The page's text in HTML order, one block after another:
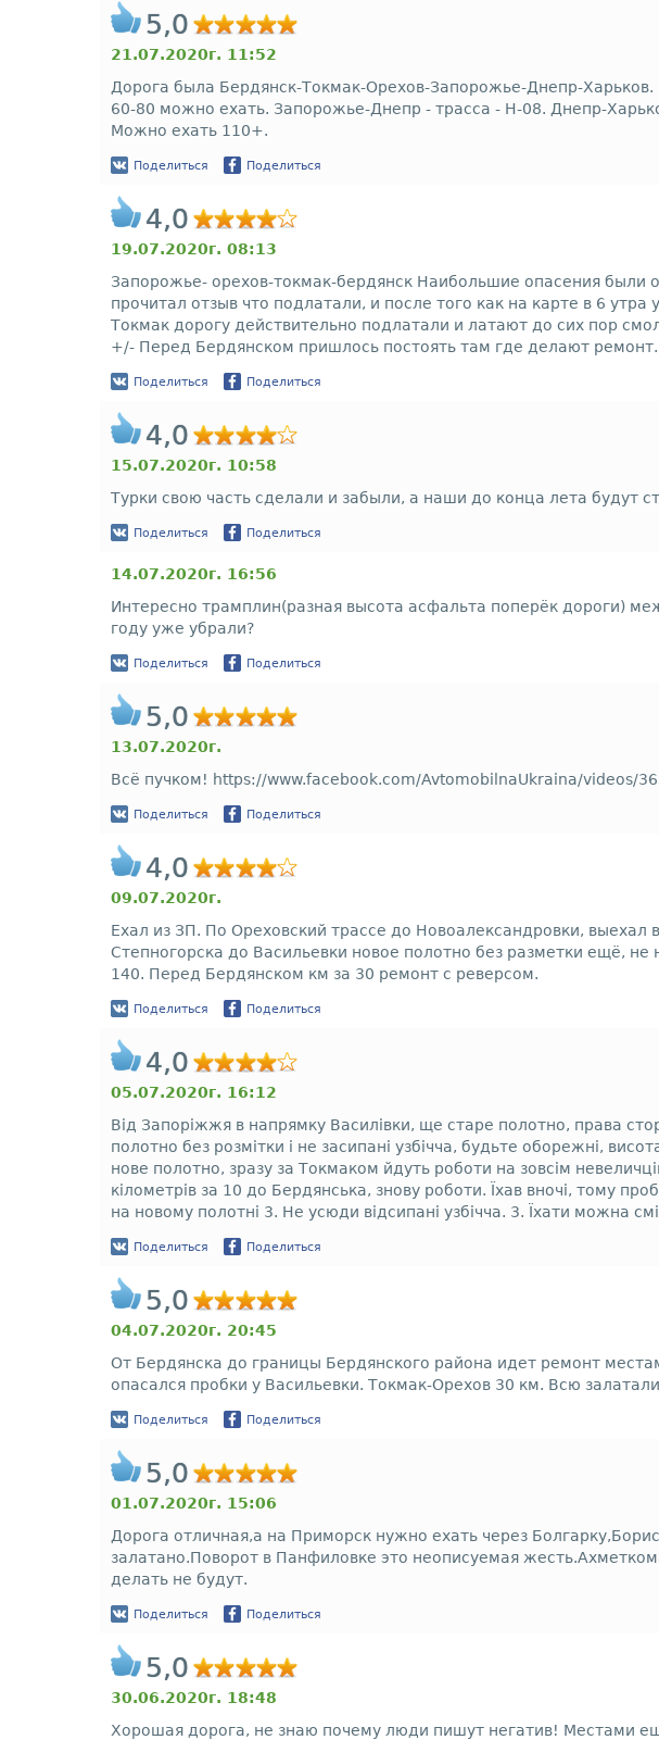
5,0
21.07.2020г. 11:52
Дорога была Бердянск-Токмак-Орехов-Запорожье-Днепр-Харьков.
60-80 можно ехать. Запорожье-Днепр - трасса - Н-08. Днепр-
Можно ехать 110+.
Поделиться Поделиться
4,0
19.07.2020г. 08:13
Запорожье- орехов-токмак-бердянск Наибольшие опасения были
прочитал отзыв что подлатали, и после того как на карте в 6
Токмак дорогу действительно подлатали и латают до сих пор
+/- Перед Бердянском пришлось постоять там где делают
Поделиться Поделиться
4,0
15.07.2020г. 10:58
Турки свою часть сделали и забыли, а наши до конца лета будут
Поделиться Поделиться
14.07.2020г. 16:56
Интересно трамплин(разная высота асфальта поперёк дороги)
году уже убрали?
Поделиться Поделиться
5,0
13.07.2020г.
Всё пучком! https://www.facebook.com/AvtomobilnaUkraina/videos/
Поделиться Поделиться
4,0
09.07.2020г.
Ехал из ЗП. По Ореховский трассе до Новоалександровки,
Степногорска до Васильевки новое полотно без разметки ещё,
140. Перед Бердянском км за 30 ремонт с реверсом.
Поделиться Поделиться
4,0
05.07.2020г. 16:12
Від Запоріжжя в напрямку Василівки, ще старе полотно, права
полотно без розмітки і не засипані узбічча, будьте оборежні,
нове полотно, зразу за Токмаком йдуть роботи на зовсім
кілометрів за 10 до Бердянська, знову роботи. Їхав вночі, тому
на новому полотні 3. Не усюди відсипані узбічча. 3. Їхати можна
Поделиться Поделиться
5,0
04.07.2020г. 20:45
От Бердянска до границы Бердянского района идет ремонт
опасался пробки у Васильевки. Токмак-Орехов 30 км. Всю
Поделиться Поделиться
5,0
01.07.2020г. 15:06
Дорога отличная,а на Приморск нужно ехать через
залатано.Поворот в Панфиловке это неописуемая
делать не будут.
Поделиться Поделиться
5,0
30.06.2020г. 18:48
Хорошая дорога, не знаю почему люди пишут негатив! Местами